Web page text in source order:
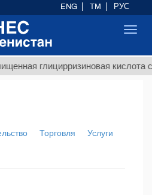
глицирризиновая кислота
Торговля
Услуги
ENG TM РУС